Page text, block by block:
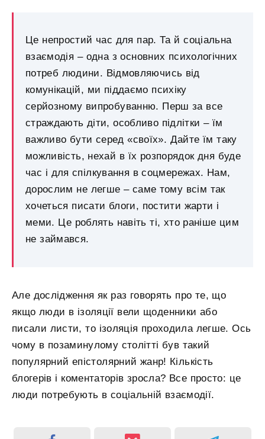
Це непростий час для пар. Та й соціальна
взаємодія – одна з основних психологічних
потреб людини. Відмовляючись від
комунікацій, ми піддаємо психіку
серйозному випробуванню. Перш за все
страждають діти, особливо підлітки – їм
важливо бути серед «своїх». Дайте їм таку
можливість, нехай в їх розпорядок дня буде
час і для спілкування в соцмережах. Нам,
дорослим не легше – саме тому всім так
хочеться писати блоги, постити жарти і
меми. Це роблять навіть ті, хто раніше цим
не займався.
Але дослідження як раз говорять про те, що
якщо люди в ізоляції вели щоденники або
писали листи, то ізоляція проходила легше. Ось
чому в позаминулому столітті був такий
популярний епістолярний жанр! Кількість
блогерів і коментаторів зросла? Все просто: це
люди потребують в соціальній взаємодії.